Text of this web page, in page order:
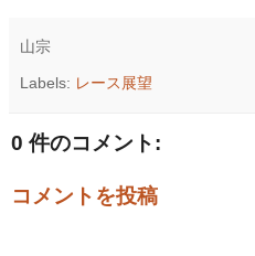
山宗
Labels: レース展望
0 件のコメント:
コメントを投稿